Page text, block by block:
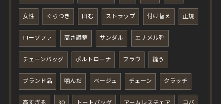
女性 ぐらつき 凹む ストラップ 付け替え 正規
ローソファ 高さ調整 サンダル エナメル靴
チェーンバッグ ポルトローナ フラウ 縫う
ブランド品 噛んだ ベージュ チェーン クラッチ